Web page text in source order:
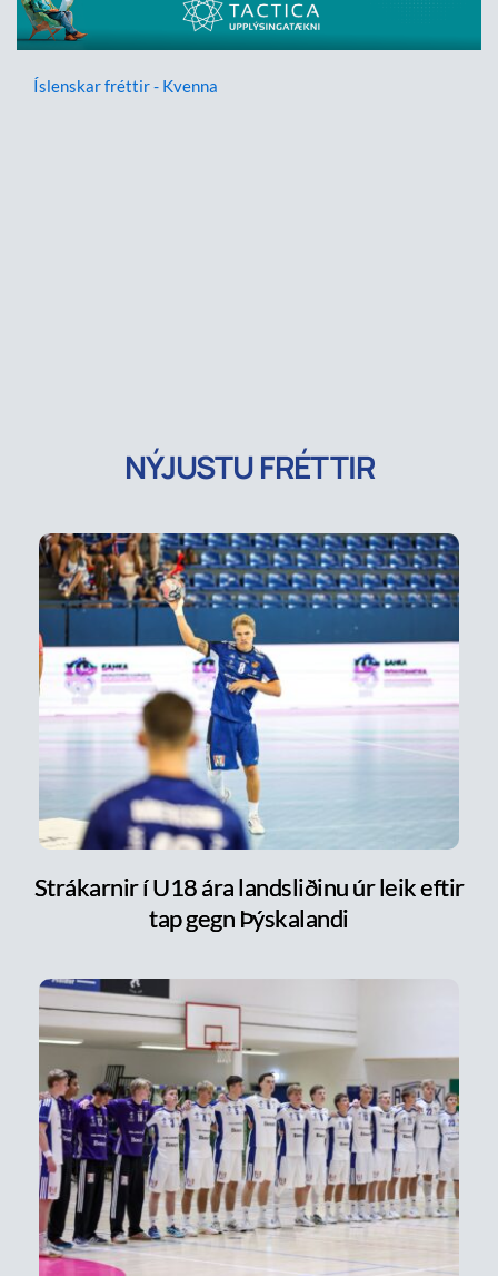
Íslenskar fréttir - Kvenna
NÝJUSTU FRÉTTIR
Strákarnir í U18 ára landsliðinu úr leik eftir
tap gegn Þýskalandi